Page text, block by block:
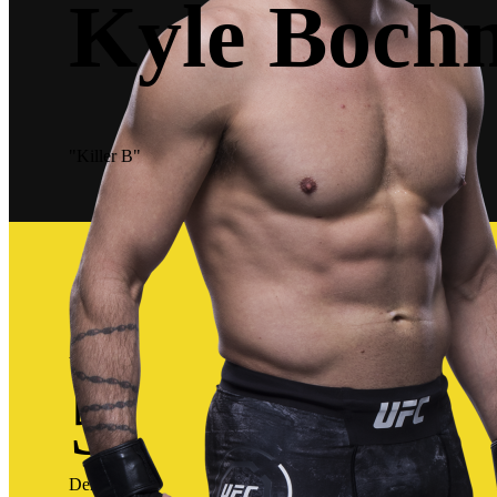
Kyle
"Killer B"
8
Victorias
5
Derrotas